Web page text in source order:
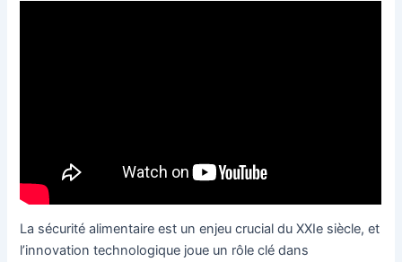
La sécurité alimentaire est un enjeu crucial du XXIe siècle, et
l’innovation technologique joue un rôle clé dans